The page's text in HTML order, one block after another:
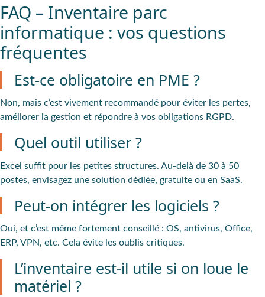
FAQ – Inventaire parc
informatique : vos questions
fréquentes
Est-ce obligatoire en PME ?
Non, mais c’est vivement recommandé pour éviter les pertes,
améliorer la gestion et répondre à vos obligations RGPD.
Quel outil utiliser ?
Excel suffit pour les petites structures. Au-delà de 30 à 50
postes, envisagez une solution dédiée, gratuite ou en SaaS.
Peut-on intégrer les logiciels ?
Oui, et c’est même fortement conseillé : OS, antivirus, Office,
ERP, VPN, etc. Cela évite les oublis critiques.
L’inventaire est-il utile si on loue le
matériel ?